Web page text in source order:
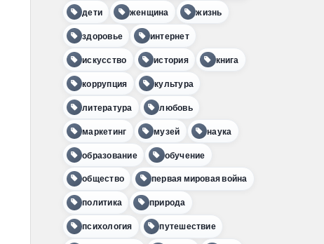
дети женщина жизнь
здоровье интернет
искусство история книга
коррупция культура
литература любовь
маркетинг музей наука
образование обучение
общество первая мировая война
политика природа
психология путешествие